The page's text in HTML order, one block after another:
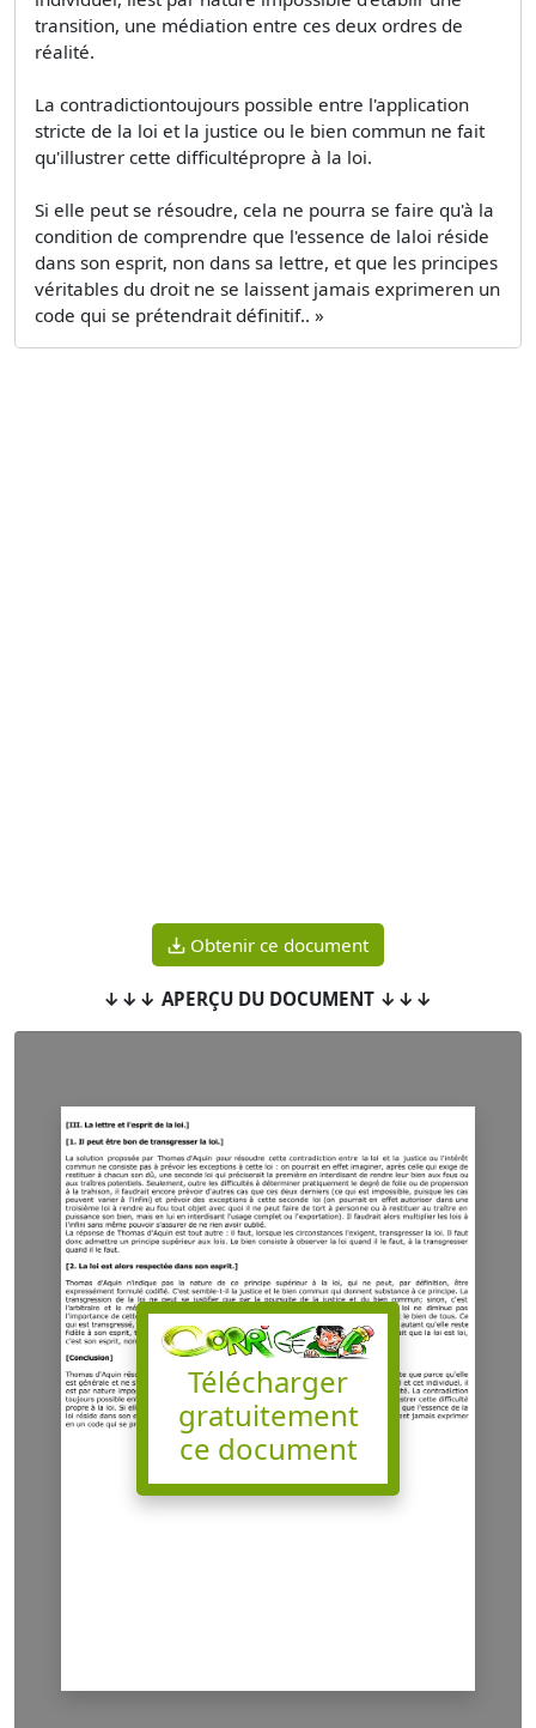
transition, une médiation entre ces deux ordres de
réalité.
La contradictiontoujours possible entre l'application
stricte de la loi et la justice ou le bien commun ne fait
qu'illustrer cette difficultépropre à la loi.
Si elle peut se résoudre, cela ne pourra se faire qu'à la
condition de comprendre que l'essence de laloi réside
dans son esprit, non dans sa lettre, et que les principes
véritables du droit ne se laissent jamais exprimeren un
code qui se prétendrait définitif.. »
Obtenir ce document
↓↓↓ APERÇU DU DOCUMENT ↓↓↓
Télécharger
gratuitement
ce document